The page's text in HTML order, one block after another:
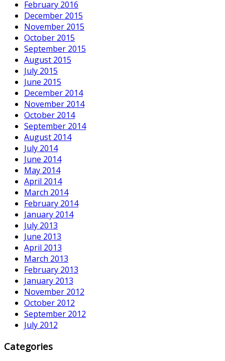
February 2016
December 2015
November 2015
October 2015
September 2015
August 2015
July 2015
June 2015
December 2014
November 2014
October 2014
September 2014
August 2014
July 2014
June 2014
May 2014
April 2014
March 2014
February 2014
January 2014
July 2013
June 2013
April 2013
March 2013
February 2013
January 2013
November 2012
October 2012
September 2012
July 2012
Categories